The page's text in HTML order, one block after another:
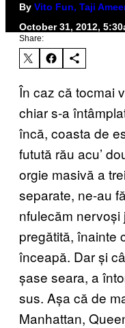
By Vito Fun, Taji
October 31, 2012,
Share:
În caz că tocmai
chiar s-a
încă, coasta de
futută rău acu’
orgie masivă a
separate, ne-au
nfulecăm nervoși
pregătită, înainte
înceapă. Dar și
șase seara, a
sus. Așa că de
Manhattan,